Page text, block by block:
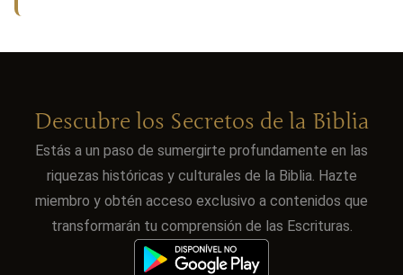
Descubre los Secretos de la Biblia
Estás a un paso de sumergirte profundamente en las
riquezas históricas y culturales de la Biblia. Hazte
miembro y obtén acceso exclusivo a contenidos que
transformarán tu comprensión de las Escrituras.